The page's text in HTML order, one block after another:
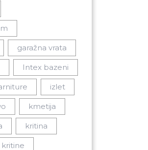
garažna vrata
Intex bazeni
izlet
kmetija
kritina
kritine